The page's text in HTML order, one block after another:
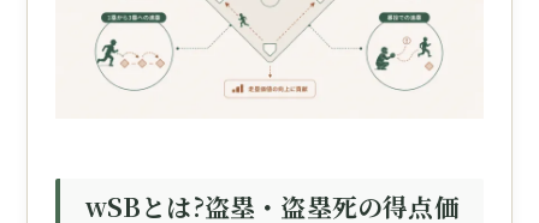
wSBとは?盗塁・盗塁死の得点価